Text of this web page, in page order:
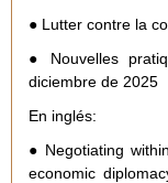
● Lutter contre la
● Nouvelles
diciembre de 2025
En inglés:
● Negotiating
economic